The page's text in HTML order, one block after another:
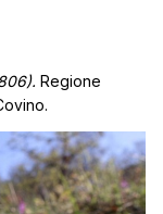
Regione